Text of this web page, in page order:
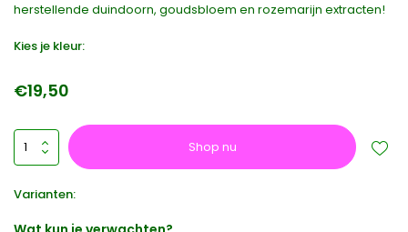
herstellende duindoorn, goudsbloem en rozemarijn extracten!
Kies je kleur:
€19,50
Shop nu
Varianten: